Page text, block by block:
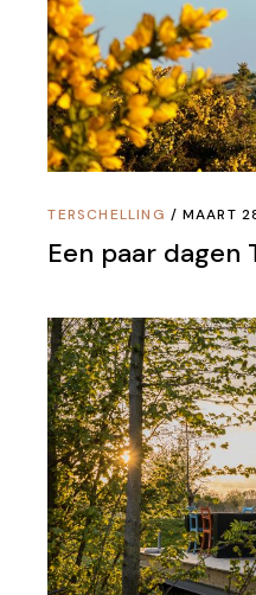
TERSCHELLING MAART
Een paar dagen